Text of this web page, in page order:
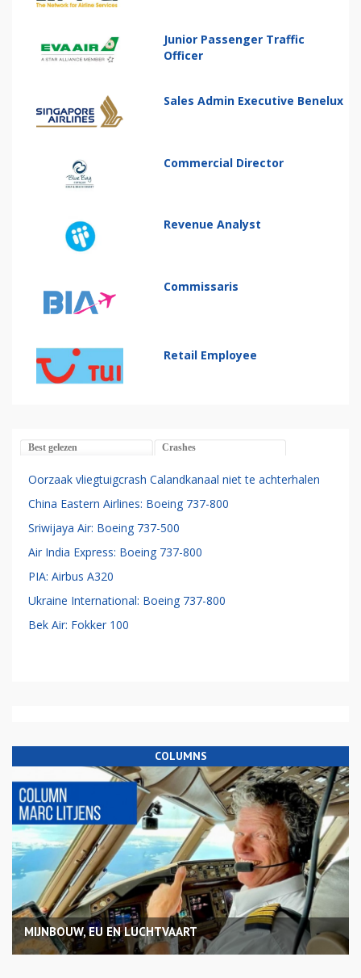
Junior Passenger Traffic
Officer
Sales Admin Executive Benelux
Commercial Director
Revenue Analyst
Commissaris
Retail Employee
Best gelezen Crashes
Oorzaak vliegtuigcrash Calandkanaal niet te achterhalen
China Eastern Airlines: Boeing 737-800
Sriwijaya Air: Boeing 737-500
Air India Express: Boeing 737-800
PIA: Airbus A320
Ukraine International: Boeing 737-800
Bek Air: Fokker 100
COLUMNS
MIJNBOUW, EU EN LUCHTVAART